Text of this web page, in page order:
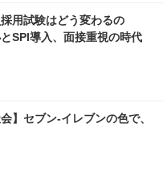
採用試験はどう変わるの
SPI導入、面接重視の時代
】セブン‐イレブンの色で、